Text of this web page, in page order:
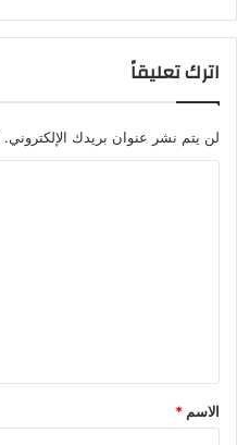
اترك تعليقاً
لن يتم نشر عنوان بريدك الإلكتروني.
*
الاسم *